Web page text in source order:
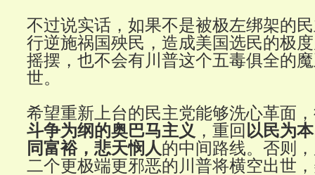
不过说实话，如果不是被极左绑架的
行逆施祸国殃民，造成美国选民的极
摇摆，也不会有川普这个五毒俱全的
世。
希望重新上台的民主党能够洗心革面
斗争为纲的奥巴马主义 ，重回 以民为
同富裕，悲天悯人的中间路线。否则
二个更极端更邪恶的川普将横空出世